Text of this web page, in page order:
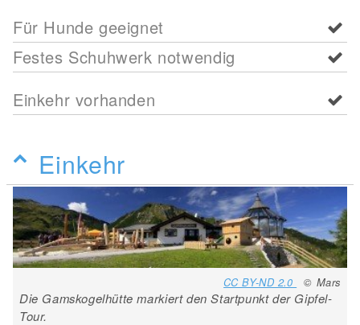
Für Hunde geeignet
Festes Schuhwerk notwendig
Einkehr vorhanden
Einkehr
CC BY-ND 2.0 © Mars
Die Gamskogelhütte markiert den Startpunkt der Gipfel-
Tour.